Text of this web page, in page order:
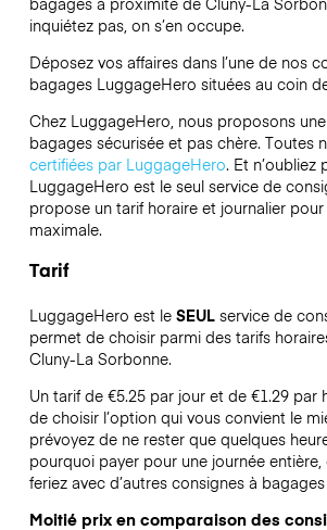
inquiétez pas, on s’en occupe.
Déposez vos affaires dans l’une de nos
bagages LuggageHero situées au coin
Chez LuggageHero, nous proposons
bagages sécurisée et pas chère. Toutes
certifiées par LuggageHero. Et n’oubliez
LuggageHero est le seul service de
propose un tarif horaire et journalier
maximale.
Tarif
LuggageHero est le SEULservice de
permet de choisir parmi des tarifs
Cluny-La Sorbonne.
Un tarif de €5.25 par jour et de €1.29 par
de choisir l’option qui vous convient le
prévoyez de ne rester que quelques
pourquoi payer pour une journée
feriez avec d’autres consignes à
Moitié prix en comparaison des